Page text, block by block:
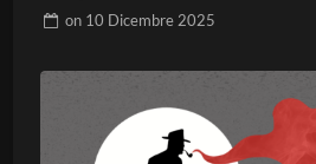
on 10 Dicembre 2025